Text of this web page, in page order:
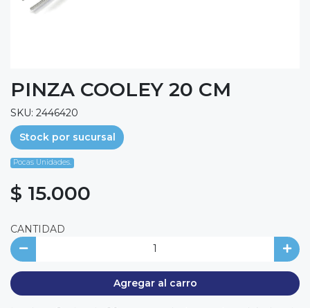
PINZA COOLEY 20 CM
SKU: 2446420
Stock por sucursal
Pocas Unidades.
$ 15.000
CANTIDAD
Agregar al carro